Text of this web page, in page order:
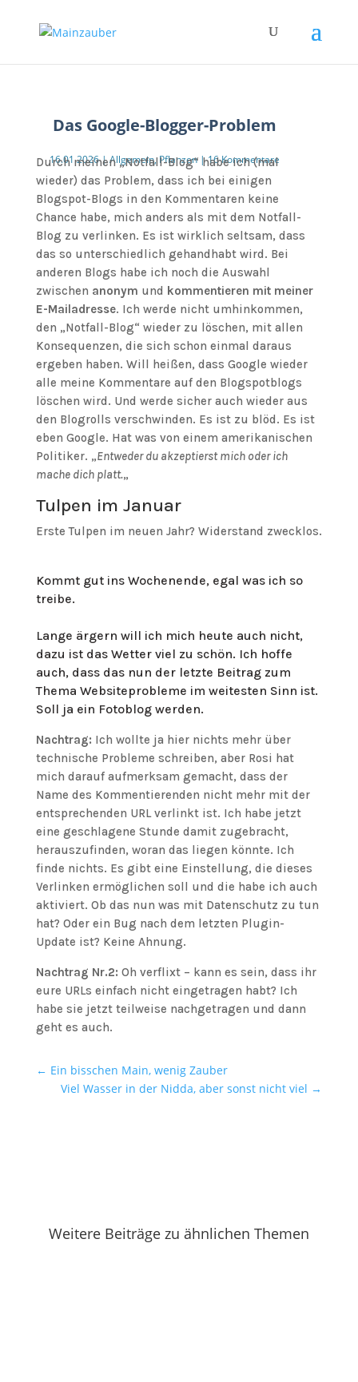
Das Google-Blogger-Problem
16.01.2026|Allgemein,Pflanzen|16 Kommentare
Durch meinen „Notfall-Blog“ habe ich (mal
wieder) das Problem, dass ich bei einigen
Blogspot-Blogs in den Kommentaren keine
Chance habe, mich anders als mit dem Notfall-
Blog zu verlinken. Es ist wirklich seltsam, dass
das so unterschiedlich gehandhabt wird. Bei
anderen Blogs habe ich noch die Auswahl
zwischen anonym und kommentieren mit meiner
E-Mailadresse. Ich werde nicht umhinkommen,
den „Notfall-Blog“ wieder zu löschen, mit allen
Konsequenzen, die sich schon einmal daraus
ergeben haben. Will heißen, dass Google wieder
alle meine Kommentare auf den Blogspotblogs
löschen wird. Und werde sicher auch wieder aus
den Blogrolls verschwinden. Es ist zu blöd. Es ist
eben Google. Hat was von einem amerikanischen
Politiker. „Entweder du akzeptierst mich oder ich
mache dich platt.„
Tulpen im Januar
Erste Tulpen im neuen Jahr? Widerstand zwecklos.
Kommt gut ins Wochenende, egal was ich so
treibe.
Lange ärgern will ich mich heute auch nicht,
dazu ist das Wetter viel zu schön. Ich hoffe
auch, dass das nun der letzte Beitrag zum
Thema Websiteprobleme im weitesten Sinn ist.
Soll ja ein Fotoblog werden.
Nachtrag: Ich wollte ja hier nichts mehr über
technische Probleme schreiben, aber Rosi hat
mich darauf aufmerksam gemacht, dass der
Name des Kommentierenden nicht mehr mit der
entsprechenden URL verlinkt ist. Ich habe jetzt
eine geschlagene Stunde damit zugebracht,
herauszufinden, woran das liegen könnte. Ich
finde nichts. Es gibt eine Einstellung, die dieses
Verlinken ermöglichen soll und die habe ich auch
aktiviert. Ob das nun was mit Datenschutz zu tun
hat? Oder ein Bug nach dem letzten Plugin-
Update ist? Keine Ahnung.
Nachtrag Nr.2: Oh verflixt – kann es sein, dass ihr
eure URLs einfach nicht eingetragen habt? Ich
habe sie jetzt teilweise nachgetragen und dann
geht es auch.
← Ein bisschen Main, wenig Zauber
Viel Wasser in der Nidda, aber sonst nicht viel →
Weitere Beiträge zu ähnlichen Themen